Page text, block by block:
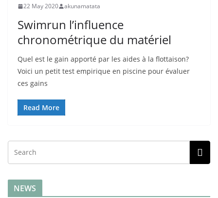
22 May 2020 akunamatata
Swimrun l’influence
chronométrique du matériel
Quel est le gain apporté par les aides à la flottaison?
Voici un petit test empirique en piscine pour évaluer
ces gains
Read More
NEWS